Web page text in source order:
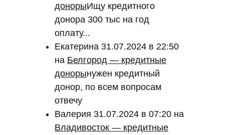
донорыИщу кредитного
донора 300 тыс на год
оплату...
Екатерина 31.07.2024 в 22:50
на Белгород — кредитные
донорынужен кредитный
донор, по всем вопросам
отвечу
Валерия 31.07.2024 в 07:20 на
Владивосток — кредитные